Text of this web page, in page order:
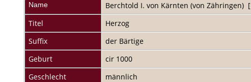
Name Berchtold I. von Kärnten (von Zähringen) [
Titel
Herzog
Suffix
der Bärtige
Geburt
cir 1000
Geschlecht
männlich